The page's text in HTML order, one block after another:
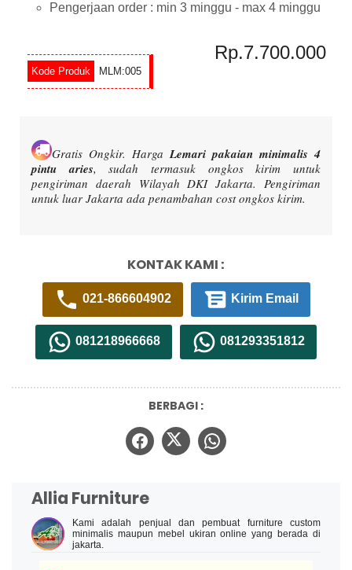
Pengerjaan order : min 3 minggu - max 4 minggu
MLM:005
Rp.7.700.000
Gratis Ongkir. Harga Lemari pakaian minimalis 4
pintu aries, sudah termasuk ongkos kirim untuk
pengiriman daerah Wilayah DKI Jakarta. Pengiriman
untuk luar Jakarta ada penambahan cost ongkos kirim.
KONTAK KAMI :
021-866604902 Kirim Email
081218966668 081293351812
BERBAGI :
Allia Furniture
Kami adalah penjual dan pembuat furniture custom
minimalis maupun mebel ukiran online yang berada di
jakarta.